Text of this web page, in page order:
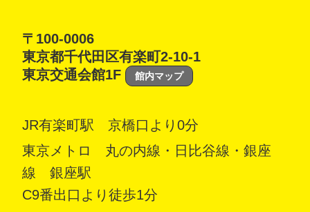
〒100-0006
東京都千代田区有楽町2-10-1
東京交通会館1F
館内マップ
JR有楽町駅 京橋口より0分
東京メトロ 丸の内線・日比谷線・銀座
線 銀座駅
C9番出口より徒歩1分